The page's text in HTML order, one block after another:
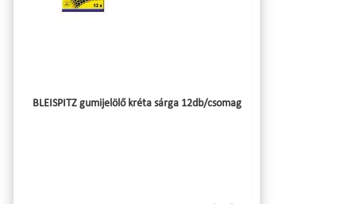
BLEISPITZ gumijelölő kréta sárga 12db/csomag